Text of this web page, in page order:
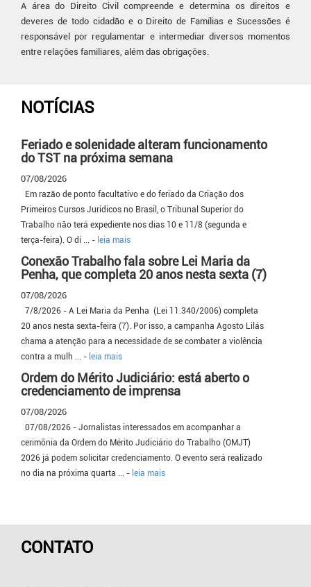
A área do Direito Civil compreende e determina os direitos e
deveres de todo cidadão e o Direito de Famílias e Sucessões é
responsável por regulamentar e intermediar diversos momentos
entre relações familiares, além das obrigações.
NOTÍCIAS
Feriado e solenidade alteram funcionamento
do TST na próxima semana
07/08/2026
Em razão de ponto facultativo e do feriado da Criação dos
Primeiros Cursos Jurídicos no Brasil, o Tribunal Superior do
Trabalho não terá expediente nos dias 10 e 11/8 (segunda e
terça-feira). O di ... - leia mais
Conexão Trabalho fala sobre Lei Maria da
Penha, que completa 20 anos nesta sexta (7)
07/08/2026
7/8/2026 - A Lei Maria da Penha (Lei 11.340/2006) completa
20 anos nesta sexta-feira (7). Por isso, a campanha Agosto Lilás
chama a atenção para a necessidade de se combater a violência
contra a mulh ... - leia mais
Ordem do Mérito Judiciário: está aberto o
credenciamento de imprensa
07/08/2026
07/08/2026 - Jornalistas interessados em acompanhar a
cerimônia da Ordem do Mérito Judiciário do Trabalho (OMJT)
2026 já podem solicitar credenciamento. O evento será realizado
no dia na próxima quarta ... - leia mais
CONTATO